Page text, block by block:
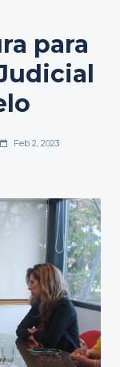
para
Feb 2, 2023